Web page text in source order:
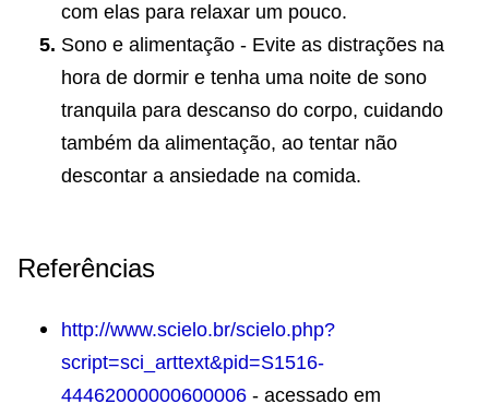
com elas para relaxar um pouco.
Sono e alimentação - Evite as distrações na
hora de dormir e tenha uma noite de sono
tranquila para descanso do corpo, cuidando
também da alimentação, ao tentar não
descontar a ansiedade na comida.
Referências
http://www.scielo.br/scielo.php?
script=sci_arttext&pid=S1516-
44462000000600006 - acessado em